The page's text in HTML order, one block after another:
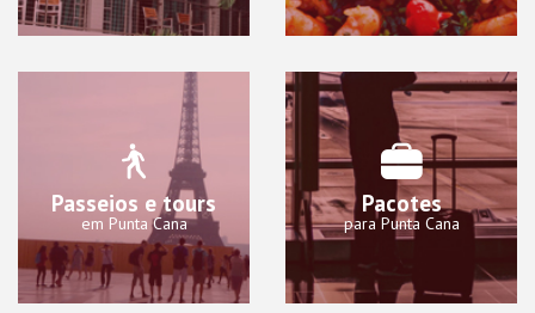
Passeios e tours
em Punta Cana
Pacotes
para Punta Cana